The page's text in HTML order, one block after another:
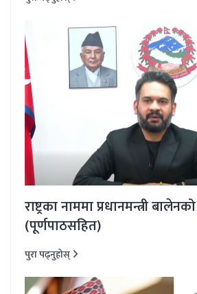
राष्ट्रका नाममा प्रधानमन्त्री
(पूर्णपाठसहित)
पुरा पढ्नुहोस्